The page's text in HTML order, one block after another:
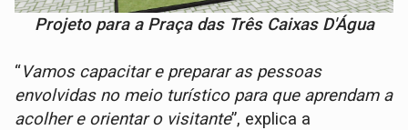
Projeto para a Praça das Três Caixas D'Água
“Vamos capacitar e preparar as pessoas
envolvidas no meio turístico para que aprendam a
acolher e orientar o visitante”, explica a